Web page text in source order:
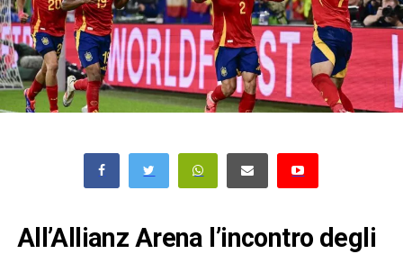
All’Allianz Arena l’incontro degli